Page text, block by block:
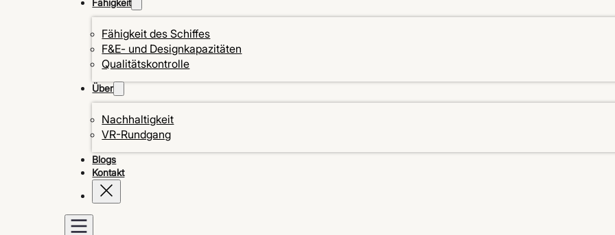
Fähigkeit
Fähigkeit des Schiffes
F&E- und Designkapazitäten
Qualitätskontrolle
Über
Nachhaltigkeit
VR-Rundgang
Blogs
Kontakt